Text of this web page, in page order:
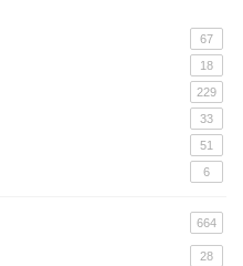
67
18
229
33
51
6
664
28